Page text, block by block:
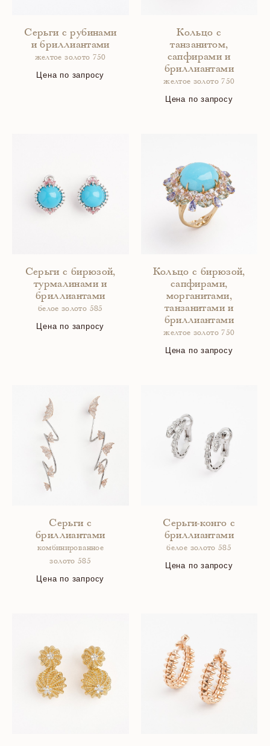
Серьги с рубинами
и бриллиантами
желтое золото 750
Цена по запросу
Кольцо с
танзанитом,
сапфирами и
бриллиантами
желтое золото 750
Цена по запросу
Серьги с бирюзой,
турмалинами и
бриллиантами
белое золото 585
Цена по запросу
Кольцо с бирюзой,
сапфирами,
морганитами,
танзанитами и
бриллиантами
желтое золото 750
Цена по запросу
Серьги с
бриллиантами
комбинированное
золото 585
Цена по запросу
Серьги-конго с
бриллиантами
белое золото 585
Цена по запросу